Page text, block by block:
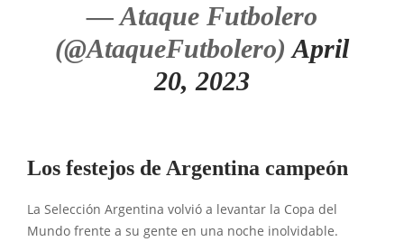
— Ataque Futbolero
(@AtaqueFutbolero)April
20, 2023
Los festejos de Argentina campeón
La Selección Argentina volvió a levantar la Copa del
Mundo frente a su gente en una noche inolvidable.